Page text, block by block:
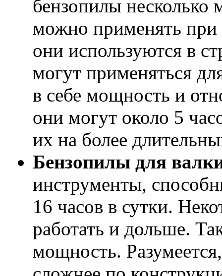
бензопилы
можно применять при
они используются в
могут применяться
в себе мощность и
они могут около 5
их на более
Бензопилы для
инструменты,
16 часов в сутки.
работать и дольше.
мощность.